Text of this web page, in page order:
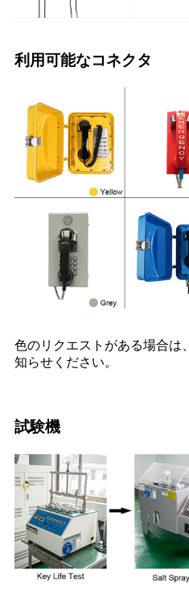
利用可能なコネクタ
色のリクエストがある場合は
知らせください。
試験機